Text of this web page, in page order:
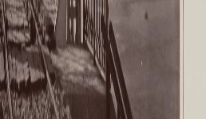
проведения специальной
терроризму
коррупции